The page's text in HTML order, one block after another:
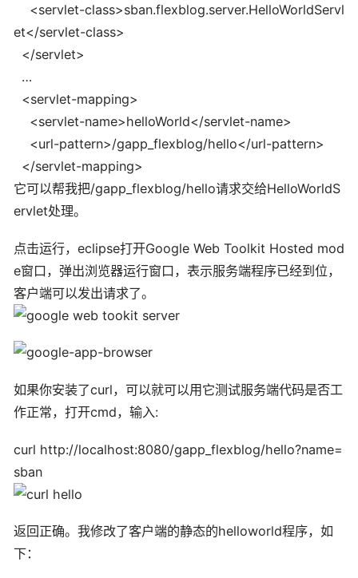
<servlet-class>sban.flexblog.server.HelloWorldServl
et</servlet-class>
</servlet>
…
<servlet-mapping>
<servlet-name>helloWorld</servlet-name>
<url-pattern>/gapp_flexblog/hello</url-pattern>
</servlet-mapping>
它可以帮我把/gapp_flexblog/hello请求交给HelloWorldS
ervlet处理。
点击运行，eclipse打开Google Web Toolkit Hosted mod
e窗口，弹出浏览器运行窗口，表示服务端程序已经到位，
客户端可以发出请求了。
如果你安装了curl，可以就可以用它测试服务端代码是否工
作正常，打开cmd，输入:
curl http://localhost:8080/gapp_flexblog/hello?name=
sban
返回正确。我修改了客户端的静态的helloworld程序，如
下：